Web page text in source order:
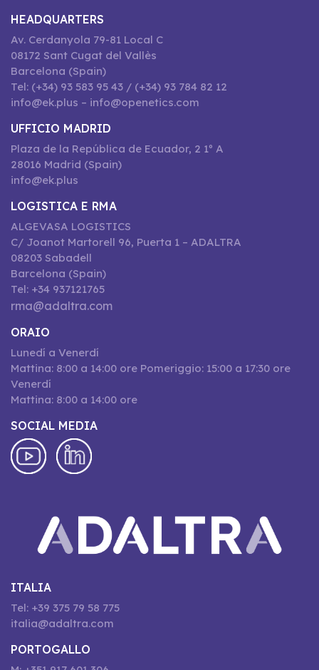
HEADQUARTERS
Av. Cerdanyola 79-81 Local C
08172 Sant Cugat del Vallès
Barcelona (Spain)
Tel: (+34) 93 583 95 43 / (+34) 93 784 82 12
info@ek.plus – info@openetics.com
UFFICIO MADRID
Plaza de la República de Ecuador, 2 1º A
28016 Madrid (Spain)
info@ek.plus
LOGISTICA E RMA
ALGEVASA LOGISTICS
C/ Joanot Martorell 96, Puerta 1 – ADALTRA
08203 Sabadell
Barcelona (Spain)
Tel: +34 937121765
rma@adaltra.com
ORAIO
Lunedí a Venerdí
Mattina: 8:00 a 14:00 ore Pomeriggio: 15:00 a 17:30 ore
Venerdí
Mattina: 8:00 a 14:00 ore
SOCIAL MEDIA
ITALIA
Tel: +39 375 79 58 775
italia@adaltra.com
PORTOGALLO